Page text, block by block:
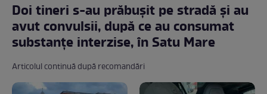
Doi tineri s-au prăbușit pe stradă și au
avut convulsii, după ce au consumat
substanțe interzise, în Satu Mare
Articolul continuă după recomandări